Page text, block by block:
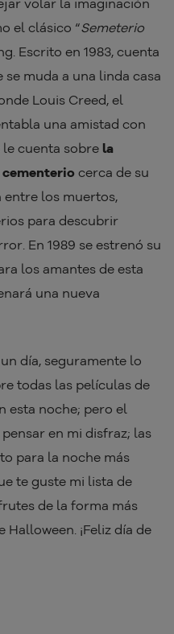
volar la imaginación
el clásico “Semeterio
Escrito en 1983, cuenta
muda a una linda casa
Louis Creed, el
una amistad con
cuenta sobre la
cerca de su
entre los muertos,
para descubrir
En 1989 se estrenó su
los amantes de esta
una nueva
día, seguramente lo
todas las películas de
esta noche; pero el
en mi disfraz; las
para la noche más
te guste mi lista de
de la forma más
¡Feliz día de